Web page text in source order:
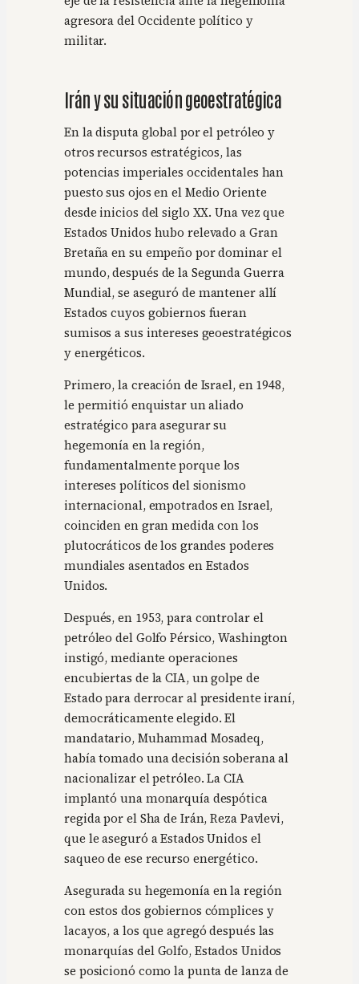
agresora del Occidente político y
militar.
Irán y su situación geoestratégica
En la disputa global por el petróleo y
otros recursos estratégicos, las
potencias imperiales occidentales han
puesto sus ojos en el Medio Oriente
desde inicios del siglo XX. Una vez que
Estados Unidos hubo relevado a Gran
Bretaña en su empeño por dominar el
mundo, después de la Segunda Guerra
Mundial, se aseguró de mantener allí
Estados cuyos gobiernos fueran
sumisos a sus intereses geoestratégicos
y energéticos.
Primero, la creación de Israel, en 1948,
le permitió enquistar un aliado
estratégico para asegurar su
hegemonía en la región,
fundamentalmente porque los
intereses políticos del sionismo
internacional, empotrados en Israel,
coinciden en gran medida con los
plutocráticos de los grandes poderes
mundiales asentados en Estados
Unidos.
Después, en 1953, para controlar el
petróleo del Golfo Pérsico, Washington
instigó, mediante operaciones
encubiertas de la CIA, un golpe de
Estado para derrocar al presidente iraní,
democráticamente elegido. El
mandatario, Muhammad Mosadeq,
había tomado una decisión soberana al
nacionalizar el petróleo. La CIA
implantó una monarquía despótica
regida por el Sha de Irán, Reza Pavlevi,
que le aseguró a Estados Unidos el
saqueo de ese recurso energético.
Asegurada su hegemonía en la región
con estos dos gobiernos cómplices y
lacayos, a los que agregó después las
monarquías del Golfo, Estados Unidos
se posicionó como la punta de lanza de